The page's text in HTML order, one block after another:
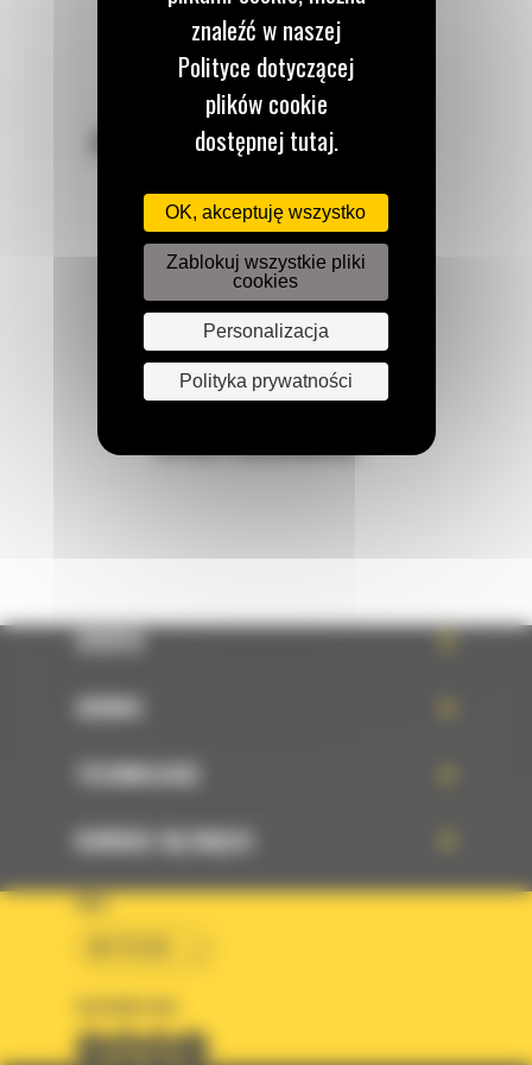
POZOSTAŃMY W KONTAKCIE
Zadzwoń do nas
122 100 122
OFERTA
SERWIS
TECHNOLOGIE
DOWIEDZ SIĘ WIĘCEJ
KRAJ
znaleźć w naszej
Polityce dotyczącej
plików cookie
dostępnej tutaj.
OK, akceptuję wszystko
Zablokuj wszystkie pliki
cookies
Personalizacja
Polityka prywatności